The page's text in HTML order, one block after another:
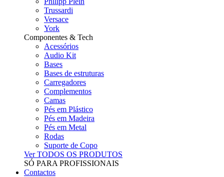
Trussardi
Versace
York
Componentes & Tech
Acessórios
Audio Kit
Bases
Bases de estruturas
Carregadores
Complementos
Camas
Pés em Plástico
Pés em Madeira
Pés em Metal
Rodas
Suporte de Copo
Ver TODOS OS PRODUTOS
SÓ PARA PROFISSIONAIS
Contactos